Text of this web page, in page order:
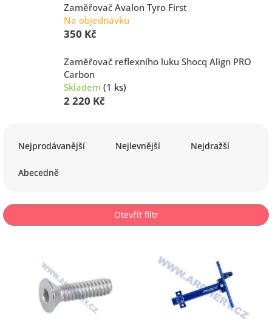
Zaměřovač Avalon Tyro First
Na objednávku
350 Kč
Zaměřovač reflexního luku Shocq Align PRO
Carbon
Skladem (1 ks)
2 220 Kč
p
r
Nejprodávanější Nejlevnější Nejdražší
Abecedně
Otevřít filtr